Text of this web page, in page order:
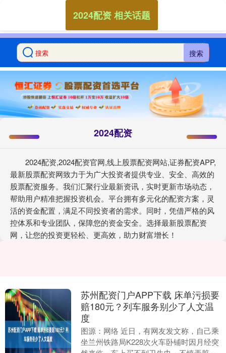
搜索
2024配资
2024配资,2024配资官网,线上股票配资网站,证券配资APP,
最新股票配资网致力于为广大投资者提供专业、安全、高效的
股票配资服务。我们汇聚行业最新资讯，实时更新市场动态，
帮助用户精准把握投资机会。平台拥有多元化的配资方案，灵
活的资金配置，满足不同投资者的需求。同时，凭借严格的风
控体系和专业团队，保障您的资金安全。选择最新股票配资
网，让您的投资更轻松、更高效，助力财富增长！
2024配资 相关话题
苏州配资门户APP下载 床单污损要
赔180元？列车服务别少了人文温
度
图源：网络 近日，有网友发文称，自己乘
坐兰州铁路局K228次火车卧铺时因月经突